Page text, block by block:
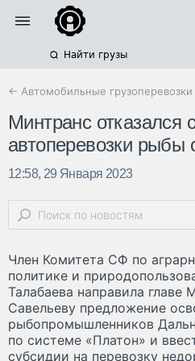
Найти грузы
← Автомобильные грузоперевозки
Минтранс отказался
автоперевозки рыбы
12:58, 29 Января 2023
Член Комитета СФ по
политике и
Талабаева направила
Савельеву предложение
рыбопромышленников
по системе «Платон» и
субсидии на перевозку